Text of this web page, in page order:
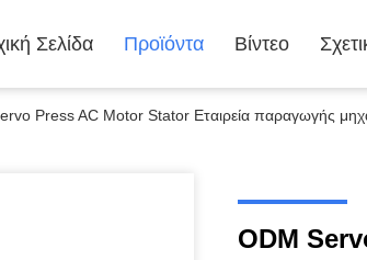
Σελίδα Προϊόντα Βίντεο
Press AC Motor Stator Εταιρεία παραγωγής
ODM